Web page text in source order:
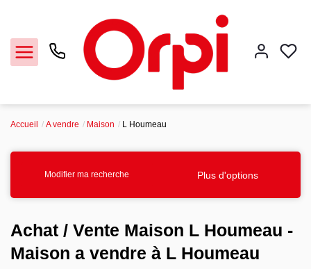
La Rochelle
Nos offres
Accueil A vendre Maison L Houmeau
Modifier ma recherche Plus d'options
Achat / Vente Maison L Houmeau -
Maison a vendre à L Houmeau